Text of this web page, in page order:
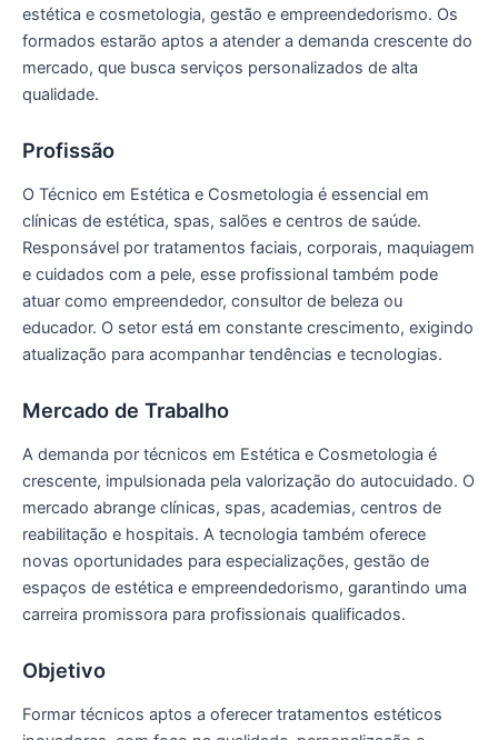
estética e cosmetologia, gestão e empreendedorismo. Os
formados estarão aptos a atender a demanda crescente do
mercado, que busca serviços personalizados de alta
qualidade.
Profissão
O Técnico em Estética e Cosmetologia é essencial em
clínicas de estética, spas, salões e centros de saúde.
Responsável por tratamentos faciais, corporais, maquiagem
e cuidados com a pele, esse profissional também pode
atuar como empreendedor, consultor de beleza ou
educador. O setor está em constante crescimento, exigindo
atualização para acompanhar tendências e tecnologias.
Mercado de Trabalho
A demanda por técnicos em Estética e Cosmetologia é
crescente, impulsionada pela valorização do autocuidado. O
mercado abrange clínicas, spas, academias, centros de
reabilitação e hospitais. A tecnologia também oferece
novas oportunidades para especializações, gestão de
espaços de estética e empreendedorismo, garantindo uma
carreira promissora para profissionais qualificados.
Objetivo
Formar técnicos aptos a oferecer tratamentos estéticos